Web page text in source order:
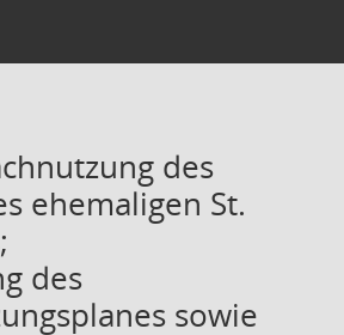
des
ehemaligen St.
des
sowie